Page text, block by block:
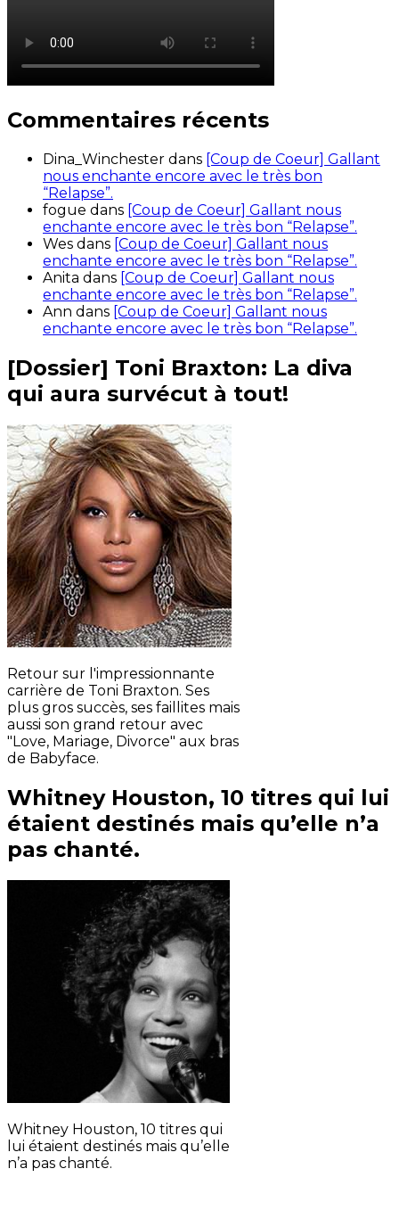
Commentaires récents
Dina_Winchester dans [Coup de Coeur] Gallant
nous enchante encore avec le très bon
“Relapse”.
fogue dans [Coup de Coeur] Gallant nous
enchante encore avec le très bon “Relapse”.
Wes dans [Coup de Coeur] Gallant nous
enchante encore avec le très bon “Relapse”.
Anita dans [Coup de Coeur] Gallant nous
enchante encore avec le très bon “Relapse”.
Ann dans [Coup de Coeur] Gallant nous
enchante encore avec le très bon “Relapse”.
[Dossier] Toni Braxton: La diva
qui aura survécut à tout!
Retour sur l'impressionnante
carrière de Toni Braxton. Ses
plus gros succès, ses faillites mais
aussi son grand retour avec
"Love, Mariage, Divorce" aux bras
de Babyface.
Whitney Houston, 10 titres qui lui
étaient destinés mais qu’elle n’a
pas chanté.
Whitney Houston, 10 titres qui
lui étaient destinés mais qu’elle
n’a pas chanté.